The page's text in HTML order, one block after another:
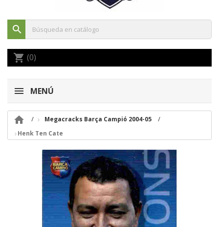
search
shopping_cart (0)
MENÚ

Megacracks Barça Campió 2004-05
Henk Ten Cate